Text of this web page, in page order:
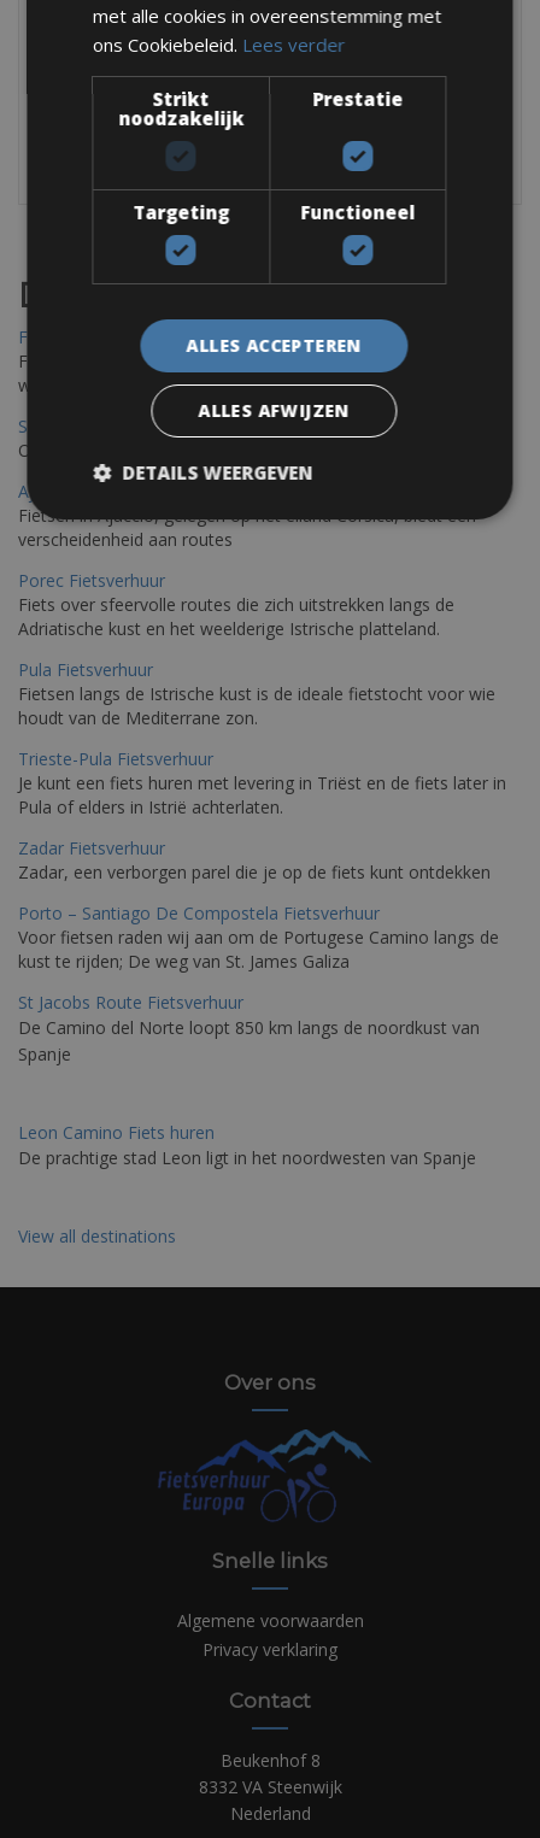
SADDLE
SIGNUM Mtb Line
Helmets are available and included in the price. Also
available a little backpack and water bottle
The bikes are equipped with a saddle bag, Mini pump, tyre
levers, a repair set and a bottle cage
Destinations
Frejus Fietsverhuur
Fréjus en Saint-Raphaël liggen aan de Middellandse Zee en
worden omringd door het Massif de l'Esterel
Saint Raphael Fietsverhuur
Ontdek Saint Raphael, gelegen in het prachtige Var op uw fiets
Ajaccio Fietsverhuur
Fietsen in Ajaccio, gelegen op het eiland Corsica, biedt een
verscheidenheid aan routes
Porec Fietsverhuur
Fiets over sfeervolle routes die zich uitstrekken langs de
Adriatische kust en het weelderige Istrische platteland.
Pula Fietsverhuur
Fietsen langs de Istrische kust is de ideale fietstocht voor wie
houdt van de Mediterrane zon.
Trieste-Pula Fietsverhuur
Je kunt een fiets huren met levering in Triëst en de fiets later in
Pula of elders in Istrië achterlaten.
Zadar Fietsverhuur
Zadar, een verborgen parel die je op de fiets kunt ontdekken
Porto – Santiago De Compostela Fietsverhuur
Voor fietsen raden wij aan om de Portugese Camino langs de
kust te rijden; De weg van St. James Galiza
St Jacobs Route Fietsverhuur
De Camino del Norte loopt 850 km langs de noordkust van
Spanje
Leon Camino Fiets huren
De prachtige stad Leon ligt in het noordwesten van Spanje
View all destinations
Over ons
Snelle links
Algemene voorwaarden
Privacy verklaring
Contact
Beukenhof 8
8332 VA Steenwijk
Nederland
met alle cookies in overeenstemming met
ons Cookiebeleid. Lees verder
Strikt
noodzakelijk
Prestatie
Targeting Functioneel
ALLES ACCEPTEREN
ALLES AFWIJZEN
DETAILS WEERGEVEN